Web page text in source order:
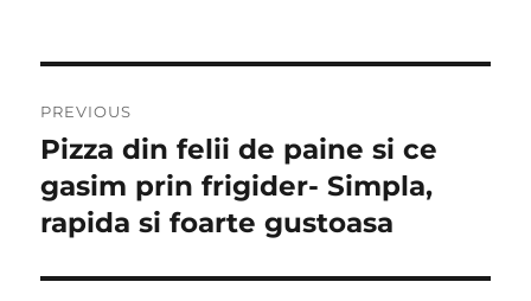
navigation
PREVIOUS
Previous
post:
Pizza din felii de paine si ce
gasim prin frigider- Simpla,
rapida si foarte gustoasa